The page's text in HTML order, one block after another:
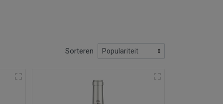
Sorteren